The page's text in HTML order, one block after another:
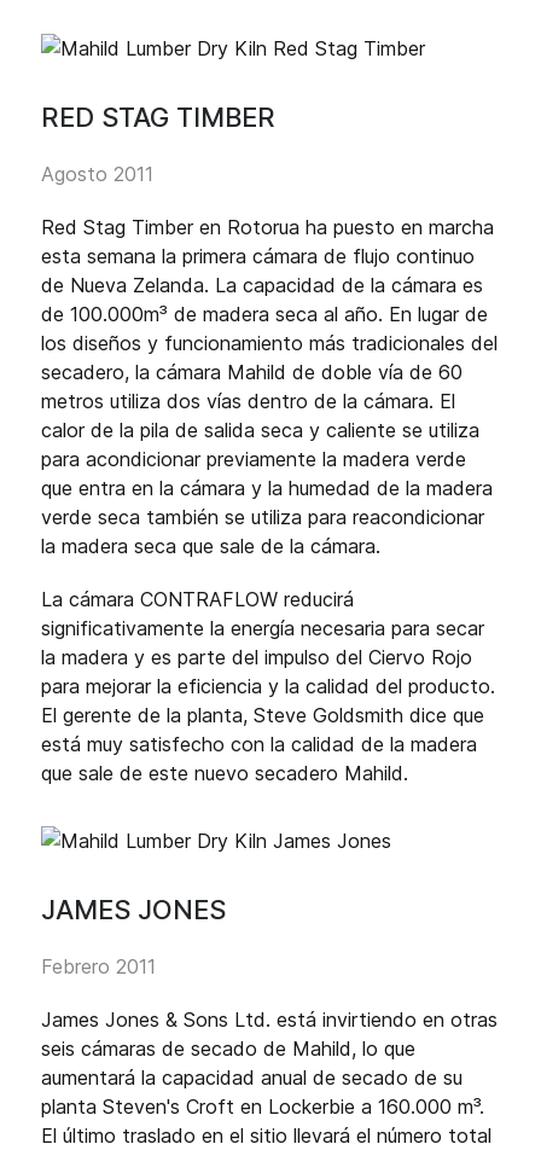
RED STAG TIMBER
Agosto 2011
Red Stag Timber en Rotorua ha puesto en marcha
esta semana la primera cámara de flujo continuo
de Nueva Zelanda. La capacidad de la cámara es
de 100.000m³ de madera seca al año. En lugar de
los diseños y funcionamiento más tradicionales del
secadero, la cámara Mahild de doble vía de 60
metros utiliza dos vías dentro de la cámara. El
calor de la pila de salida seca y caliente se utiliza
para acondicionar previamente la madera verde
que entra en la cámara y la humedad de la madera
verde seca también se utiliza para reacondicionar
la madera seca que sale de la cámara.
La cámara CONTRAFLOW reducirá
significativamente la energía necesaria para secar
la madera y es parte del impulso del Ciervo Rojo
para mejorar la eficiencia y la calidad del producto.
El gerente de la planta, Steve Goldsmith dice que
está muy satisfecho con la calidad de la madera
que sale de este nuevo secadero Mahild.
JAMES JONES
Febrero 2011
James Jones & Sons Ltd. está invirtiendo en otras
seis cámaras de secado de Mahild, lo que
aumentará la capacidad anual de secado de su
planta Steven's Croft en Lockerbie a 160.000 m³.
El último traslado en el sitio llevará el número total